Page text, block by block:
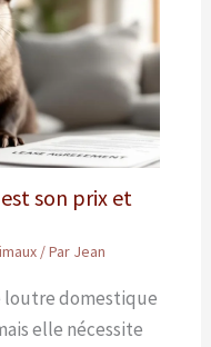
son prix et
/ Par Jean
loutre domestique
elle nécessite